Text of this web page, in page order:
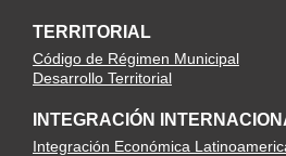
TERRITORIAL
Código de Régimen Municipal
Desarrollo Territorial
INTEGRACIÓN
Integración Económica